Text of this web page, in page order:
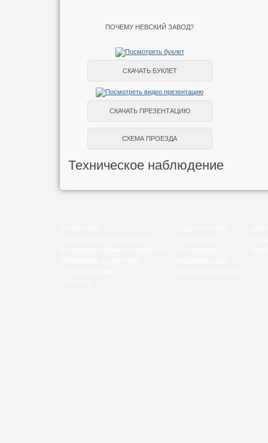
ПОЧЕМУ НЕВСКИЙ ЗАВОД?
СКАЧАТЬ БУКЛЕТ
СКАЧАТЬ ПРЕЗЕНТАЦИЮ
СХЕМА ПРОЕЗДА
Техническое наблюдение